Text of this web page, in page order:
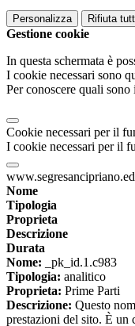
Personalizza Rifiuta
Gestione cookie
In questa schermata è
I cookie necessari sono
Per conoscere quali
Cookie necessari per il
I cookie necessari per il
Nome
Tipologia
Proprieta
Descrizione
Durata
Nome: _pk_id.1.c983
Tipologia: analitico
Proprieta: Prime Parti
Descrizione: Questo
prestazioni del sito. È un